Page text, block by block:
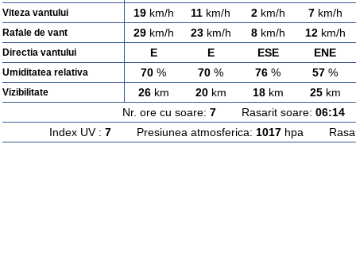
Viteza vantului 19km/h 11 km/h 2km/h 7km/h
Rafale de vant 29km/h 23km/h 8km/h 12km/h
Directia vantului E E ESE ENE
Umiditatea relativa 70 % 70 % 76 % 57 %
Vizibilitate 26km 20km 18km 25km
Nr. ore cu soare: 7Rasarit soare: 06:14
Index UV : 7Presiunea atmosferica: 1017hpa